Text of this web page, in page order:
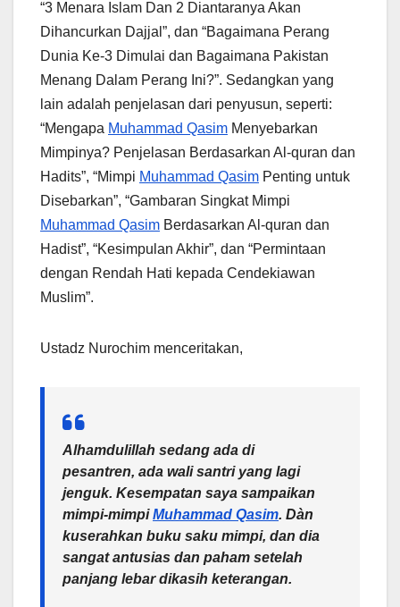
“3 Menara Islam Dan 2 Diantaranya Akan
Dihancurkan Dajjal”, dan “Bagaimana Perang
Dunia Ke-3 Dimulai dan Bagaimana Pakistan
Menang Dalam Perang Ini?”. Sedangkan yang
lain adalah penjelasan dari penyusun, seperti:
“Mengapa Muhammad Qasim Menyebarkan
Mimpinya? Penjelasan Berdasarkan Al-quran dan
Hadits”, “Mimpi Muhammad Qasim Penting untuk
Disebarkan”, “Gambaran Singkat Mimpi
Muhammad Qasim Berdasarkan Al-quran dan
Hadist”, “Kesimpulan Akhir”, dan “Permintaan
dengan Rendah Hati kepada Cendekiawan
Muslim”.
Ustadz Nurochim menceritakan,
Alhamdulillah sedang ada di
pesantren, ada wali santri yang lagi
jenguk. Kesempatan saya sampaikan
mimpi-mimpiMuhammad Qasim. Dàn
kuserahkan buku saku mimpi, dan dia
sangat antusias dan paham setelah
panjang lebar dikasih keterangan.